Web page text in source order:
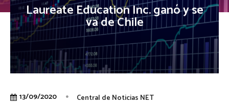
Laureate Education Inc. ganó y se
va de Chile
13/09/2020 Central de Noticias NET